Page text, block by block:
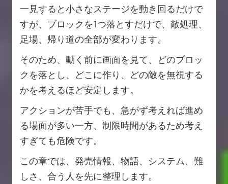
一見すると小さなステージを動き回るだけで
すが、ブロックを1つ落とすだけで、敵処理、
足場、帰り道の全部が変わります。
そのため、動く前に画面を見て、どのブロッ
クを落とし、どこに作り、どの敵を無視する
かを考えるほど安定します。
アクションが苦手でも、急がず考えれば進め
る場面が多い一方、制限時間があるため考え
すぎても危険です。
この章では、発売情報、物語、システム、難
しさ、合う人を先に整理します。